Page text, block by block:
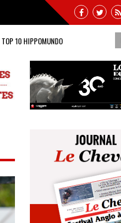
TOP 10 HIPPOMUNDO